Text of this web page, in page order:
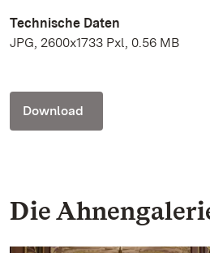
Technische Daten
JPG, 2600x1733 Pxl, 0.56 MB
Download
Die